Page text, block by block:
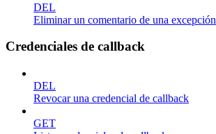
DEL
Eliminar un comentario de una excepción
Credenciales de callback
DEL
Revocar una credencial de callback
GET